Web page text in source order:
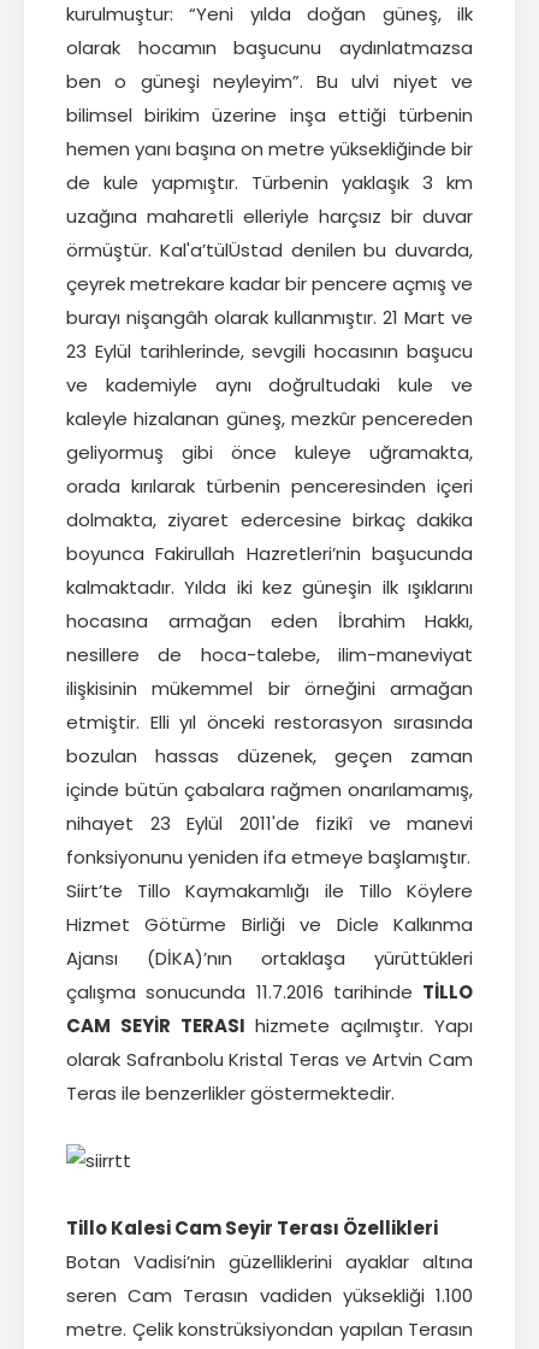
kurulmuştur: “Yeni yılda doğan güneş, ilk
olarak hocamın başucunu aydınlatmazsa
ben o güneşi neyleyim”. Bu ulvi niyet ve
bilimsel birikim üzerine inşa ettiği türbenin
hemen yanı başına on metre yüksekliğinde bir
de kule yapmıştır. Türbenin yaklaşık 3 km
uzağına maharetli elleriyle harçsız bir duvar
örmüştür. Kal'a’tülÜstad denilen bu duvarda,
çeyrek metrekare kadar bir pencere açmış ve
burayı nişangâh olarak kullanmıştır. 21 Mart ve
23 Eylül tarihlerinde, sevgili hocasının başucu
ve kademiyle aynı doğrultudaki kule ve
kaleyle hizalanan güneş, mezkûr pencereden
geliyormuş gibi önce kuleye uğramakta,
orada kırılarak türbenin penceresinden içeri
dolmakta, ziyaret edercesine birkaç dakika
boyunca Fakirullah Hazretleri’nin başucunda
kalmaktadır. Yılda iki kez güneşin ilk ışıklarını
hocasına armağan eden İbrahim Hakkı,
nesillere de hoca-talebe, ilim-maneviyat
ilişkisinin mükemmel bir örneğini armağan
etmiştir. Elli yıl önceki restorasyon sırasında
bozulan hassas düzenek, geçen zaman
içinde bütün çabalara rağmen onarılamamış,
nihayet 23 Eylül 2011'de fizikî ve manevi
fonksiyonunu yeniden ifa etmeye başlamıştır.
Siirt’te Tillo Kaymakamlığı ile Tillo Köylere
Hizmet Götürme Birliği ve Dicle Kalkınma
Ajansı (DİKA)’nın ortaklaşa yürüttükleri
çalışma sonucunda 11.7.2016 tarihinde TİLLO
CAM SEYİR TERASI hizmete açılmıştır. Yapı
olarak Safranbolu Kristal Teras ve Artvin Cam
Teras ile benzerlikler göstermektedir.
Tillo Kalesi Cam Seyir Terası Özellikleri
Botan Vadisi’nin güzelliklerini ayaklar altına
seren Cam Terasın vadiden yüksekliği 1.100
metre. Çelik konstrüksiyondan yapılan Terasın